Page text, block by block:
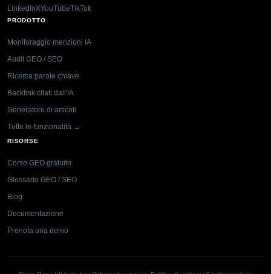
LinkedInXYouTubeTikTok
PRODOTTO
Monitoraggio menzioni IA
Audit GEO / SEO
Ricerca parole chiave
Backlink citati dall'IA
Generatore di articoli
Tutte le funzionalità →
RISORSE
Corso GEO gratuito
Glossario GEO / SEO
Blog
Documentazione
Prenota una demo